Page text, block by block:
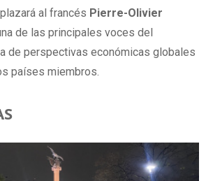
al francés Pierre-Olivier
de las principales voces del
de perspectivas económicas globales
países miembros.